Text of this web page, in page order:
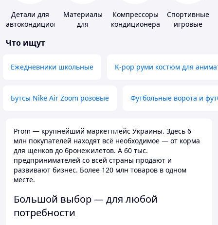
Детали для
автокондиционеров
Материалы
для
Компрессоры
кондиционера
Спортивные
игровые
Что ищут
Ежедневники школьные K-pop руми костюм для
Бутсы Nike Air Zoom розовые Футбольные ворота и
Prom — крупнейший маркетплейс Украины. Здесь 6
млн покупателей находят всё необходимое — от корма
для щенков до бронежилетов. А 60 тыс.
предпринимателей со всей страны продают и
развивают бизнес. Более 120 млн товаров в одном
месте.
Большой выбор — для любой
потребности